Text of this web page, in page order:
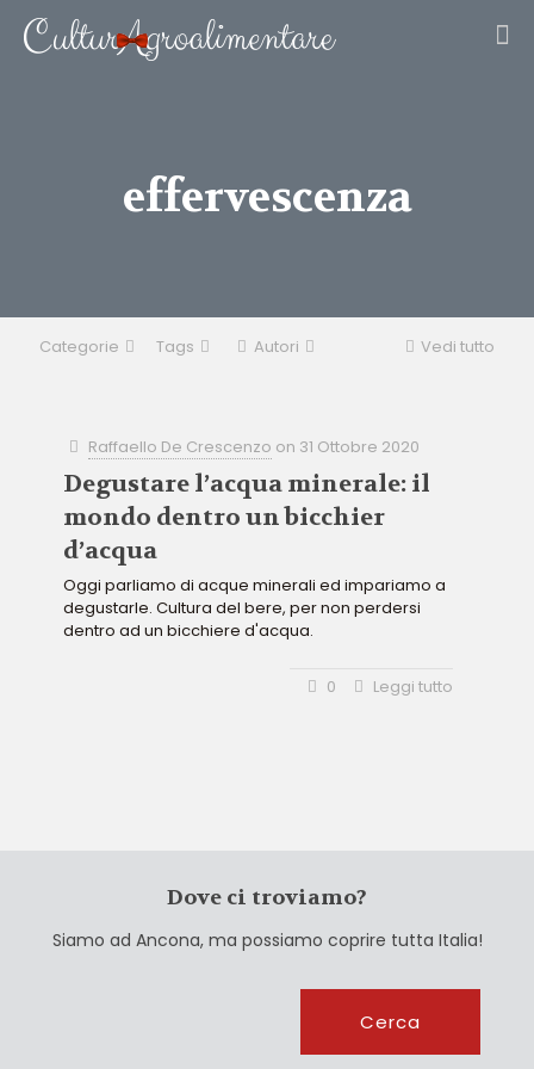
effervescenza
Categorie Tags Autori Vedi tutto
Raffaello De Crescenzo on 31 Ottobre 2020
Degustare l’acqua minerale: il
mondo dentro un bicchier
d’acqua
Oggi parliamo di acque minerali ed impariamo a
degustarle. Cultura del bere, per non perdersi
dentro ad un bicchiere d'acqua.
0 Leggi tutto
Dove ci troviamo?
Siamo ad Ancona, ma possiamo coprire tutta Italia!
Cerca